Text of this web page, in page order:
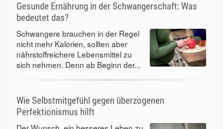
Gesunde Ernährung in der Schwangerschaft: Was
bedeutet das?
Schwangere brauchen in der Regel
nicht mehr Kalorien, sollten aber
nährstoffreichere Lebensmittel zu
sich nehmen. Denn ab Beginn der...
Wie Selbstmitgefühl gegen überzogenen
Perfektionismus hilft